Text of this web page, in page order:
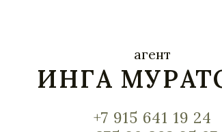
2023
Исаак
агент
ИНГА
+7 915 641 19 24